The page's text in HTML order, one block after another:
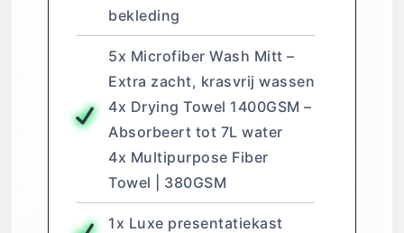
bekleding
5x Microfiber Wash Mitt –
Extra zacht, krasvrij wassen
4x Drying Towel 1400GSM –
Absorbeert tot 7L water
4x Multipurpose Fiber
Towel | 380GSM
1x Luxe presentatiekast